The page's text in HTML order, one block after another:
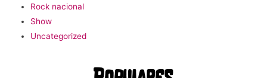
Rock nacional
Show
Uncategorized